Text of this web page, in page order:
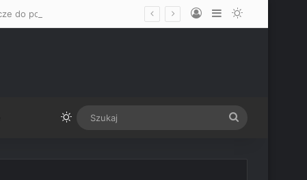
Log InSidebarSwitch skin
Switch skin